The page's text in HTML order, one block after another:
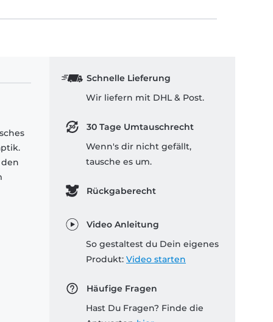
Schnelle Lieferung
Wir liefern mit DHL & Post.
30 Tage Umtauschrecht
Wenn's dir nicht gefällt,
tausche es um.
Rückgaberecht
Video Anleitung
So gestaltest du Dein eigenes
Produkt: Video starten
Häufige Fragen
Hast Du Fragen? Finde die